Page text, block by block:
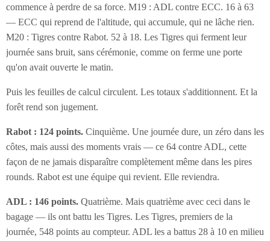
commence à perdre de sa force. M19 : ADL contre ECC. 16 à 63
— ECC qui reprend de l'altitude, qui accumule, qui ne lâche rien.
M20 : Tigres contre Rabot. 52 à 18. Les Tigres qui ferment leur
journée sans bruit, sans cérémonie, comme on ferme une porte
qu'on avait ouverte le matin.
Puis les feuilles de calcul circulent. Les totaux s'additionnent. Et la
forêt rend son jugement.
Rabot : 124 points. Cinquième. Une journée dure, un zéro dans les
côtes, mais aussi des moments vrais — ce 64 contre ADL, cette
façon de ne jamais disparaître complètement même dans les pires
rounds. Rabot est une équipe qui revient. Elle reviendra.
ADL : 146 points. Quatrième. Mais quatrième avec ceci dans le
bagage — ils ont battu les Tigres. Les Tigres, premiers de la
journée, 548 points au compteur. ADL les a battus 28 à 10 en milieu